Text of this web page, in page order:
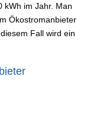
kWh im Jahr. Man
Ökostromanbieter
Fall wird ein